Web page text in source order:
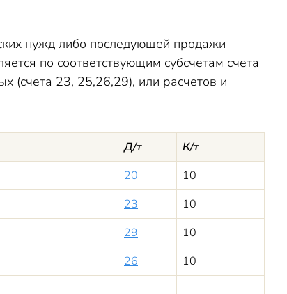
нужд либо последующей продажи
по соответствующим субсчетам счета
(счета 23, 25,26,29), или расчетов и
Д/т
К/т
20
10
23
10
29
10
26 10